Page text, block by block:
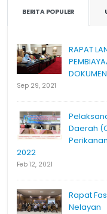
BERITA POPULER
RAPAT
Sep 29, 2021
Daerah
2022
Feb 12, 2021
Rapat
Nelayan